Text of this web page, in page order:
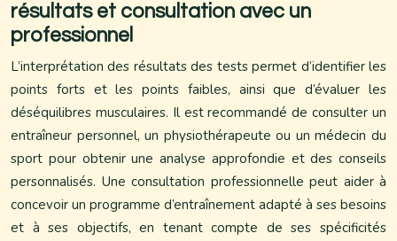
résultats et consultation avec un
professionnel
L’interprétation des résultats des tests permet d’identifier les
points forts et les points faibles, ainsi que d’évaluer les
déséquilibres musculaires. Il est recommandé de consulter un
entraîneur personnel, un physiothérapeute ou un médecin du
sport pour obtenir une analyse approfondie et des conseils
personnalisés. Une consultation professionnelle peut aider à
concevoir un programme d’entraînement adapté à ses besoins
et à ses objectifs, en tenant compte de ses spécificités